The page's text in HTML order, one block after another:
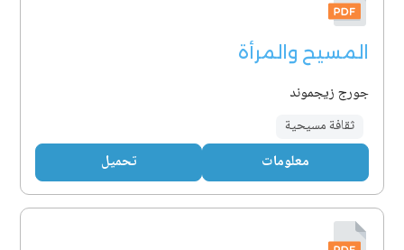
المسيح والمرأة
جورج زيجموند
ثقافة مسيحية
معلومات تحميل